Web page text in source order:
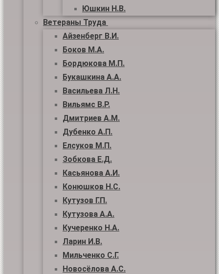
Юшкин Н.В.
Ветераны Труда
Айзенберг В.И.
Боков М.А.
Бордюкова М.П.
Букашкина А.А.
Васильева Л.Н.
Вильямс В.Р.
Дмитриев А.М.
Дубенко А.П.
Елсуков М.П.
Зобкова Е.Д.
Касьянова А.И.
Конюшков Н.С.
Кутузов Г.П.
Кутузова А.А.
Кучеренко Н.А.
Ларин И.В.
Мильченко С.Г.
Новосёлова А.С.